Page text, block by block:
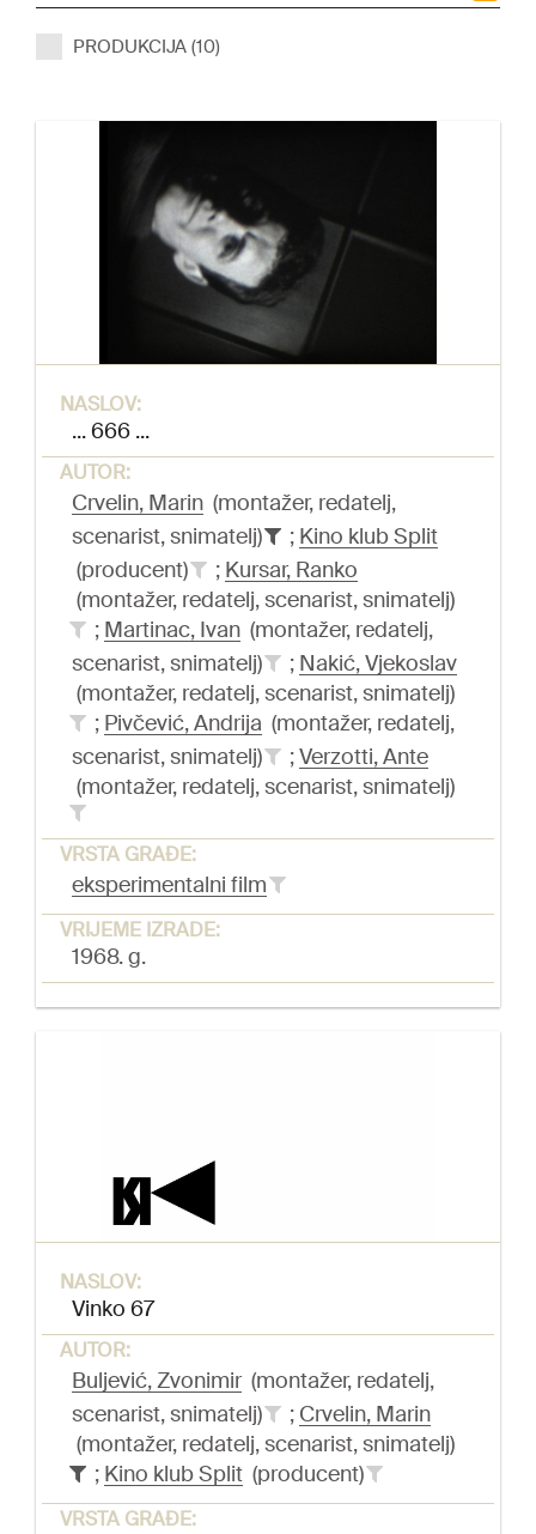
PRODUKCIJA (10)
NASLOV:
... 666 ...
AUTOR:
Crvelin, Marin (montažer, redatelj,
scenarist, snimatelj)
; Kino klub Split
(producent)
; Kursar, Ranko
(montažer, redatelj, scenarist, snimatelj)
; Martinac, Ivan (montažer, redatelj,
scenarist, snimatelj)
; Nakić, Vjekoslav
(montažer, redatelj, scenarist, snimatelj)
; Pivčević, Andrija (montažer, redatelj,
scenarist, snimatelj)
;Verzotti, Ante
(montažer, redatelj, scenarist, snimatelj)
VRSTA GRAĐE:
eksperimentalni film
VRIJEME IZRADE:
1968. g.
NASLOV:
Vinko 67
AUTOR:
Buljević, Zvonimir (montažer, redatelj,
scenarist, snimatelj)
; Crvelin, Marin
(montažer, redatelj, scenarist, snimatelj)
; Kino klub Split (producent)
VRSTA GRAĐE: